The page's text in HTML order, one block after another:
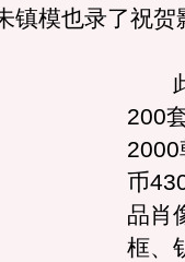
镇模也录了祝贺
此
200
2000
币
品肖
框、